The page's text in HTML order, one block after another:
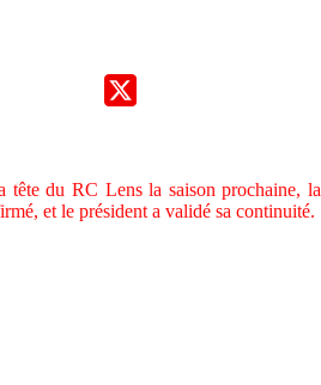
tête du RC Lens la saison prochaine, la
et le président a validé sa continuité.